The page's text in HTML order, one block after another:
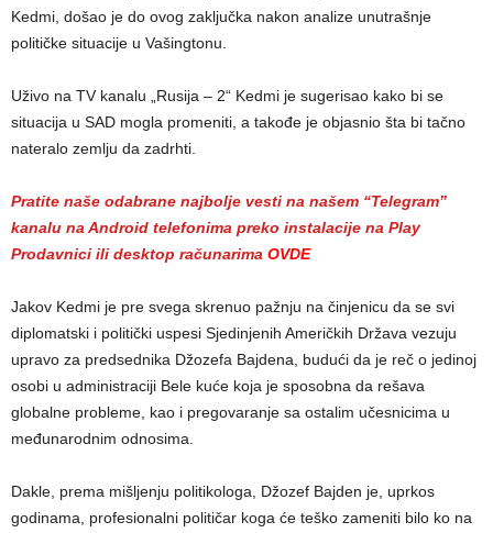
Kedmi, došao je do ovog zaključka nakon analize unutrašnje
političke situacije u Vašingtonu.
Uživo na TV kanalu „Rusija – 2“ Kedmi je sugerisao kako bi se
situacija u SAD mogla promeniti, a takođe je objasnio šta bi tačno
nateralo zemlju da zadrhti.
Pratite naše odabrane najbolje vesti na našem “Telegram”
kanalu na Android telefonima preko instalacije na Play
Prodavnici ili desktop računarima OVDE
Jakov Kedmi je pre svega skrenuo pažnju na činjenicu da se svi
diplomatski i politički uspesi Sjedinjenih Američkih Država vezuju
upravo za predsednika Džozefa Bajdena, budući da je reč o jedinoj
osobi u administraciji Bele kuće koja je sposobna da rešava
globalne probleme, kao i pregovaranje sa ostalim učesnicima u
međunarodnim odnosima.
Dakle, prema mišljenju politikologa, Džozef Bajden je, uprkos
godinama, profesionalni političar koga će teško zameniti bilo ko na